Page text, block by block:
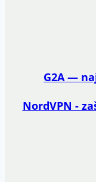
G2A —
NordVPN -